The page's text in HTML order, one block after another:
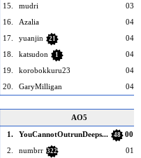
15.
mudri
16.
Azalia
17.
yuanjin 21
18.
katsudon 1
19.
korobokkuru23
20.
GaryMilligan
AO5
1.
YouCannotOutrunDeeps... 48
2.
numbrr 322